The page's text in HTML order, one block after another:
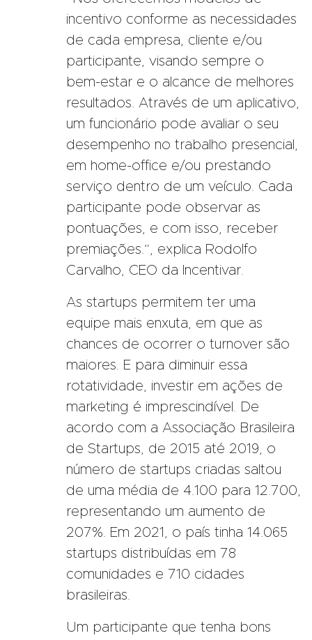
incentivo conforme as necessidades
de cada empresa, cliente e/ou
participante, visando sempre o
bem-estar e o alcance de melhores
resultados. Através de um aplicativo,
um funcionário pode avaliar o seu
desempenho no trabalho presencial,
em home-office e/ou prestando
serviço dentro de um veículo. Cada
participante pode observar as
pontuações, e com isso, receber
premiações.”, explica Rodolfo
Carvalho, CEO da Incentivar.
As startups permitem ter uma
equipe mais enxuta, em que as
chances de ocorrer o turnover são
maiores. E para diminuir essa
rotatividade, investir em ações de
marketing é imprescindível. De
acordo com a Associação Brasileira
de Startups, de 2015 até 2019, o
número de startups criadas saltou
de uma média de 4.100 para 12.700,
representando um aumento de
207%. Em 2021, o país tinha 14.065
startups distribuídas em 78
comunidades e 710 cidades
brasileiras.
Um participante que tenha bons